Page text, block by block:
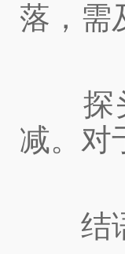
落，需
探头
减。对
结语